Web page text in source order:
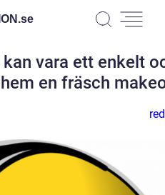
se
vara ett enkelt
en fräsch